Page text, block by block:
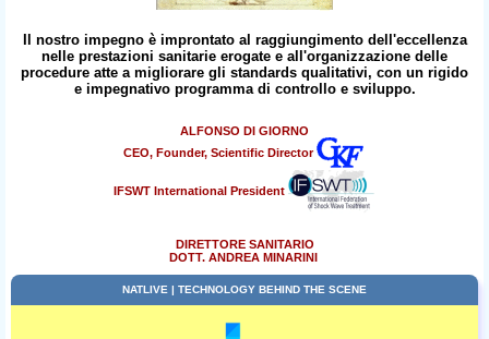
Il nostro impegno è improntato al raggiungimento dell'eccellenza
nelle prestazioni sanitarie erogate e all'organizzazione delle
procedure atte a migliorare gli standards qualitativi, con un rigido
e impegnativo programma di controllo e sviluppo.
ALFONSO DI GIORNO
CEO, Founder, Scientific Director
IFSWT International President
DIRETTORE SANITARIO
DOTT. ANDREA MINARINI
NATLIVE | TECHNOLOGY BEHIND THE SCENE